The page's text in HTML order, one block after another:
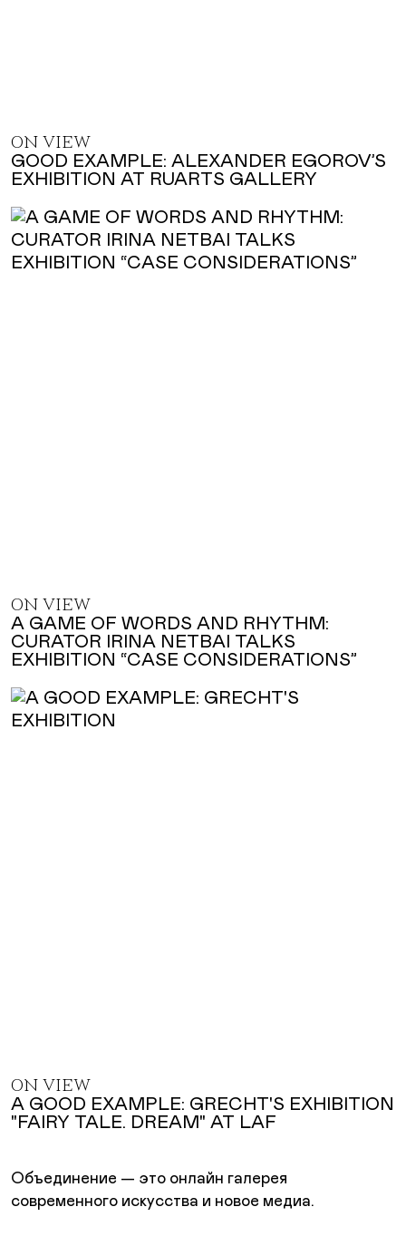
ON VIEW
GOOD EXAMPLE: ALEXANDER EGOROV’S
EXHIBITION AT RUARTS GALLERY
ON VIEW
A GAME OF WORDS AND RHYTHM:
CURATOR IRINA NETBAI TALKS
EXHIBITION “CASE CONSIDERATIONS”
ON VIEW
A GOOD EXAMPLE: GRECHT'S EXHIBITION
"FAIRY TALE. DREAM" AT LAF
Объединение — это онлайн галерея
современного искусства и новое медиа.